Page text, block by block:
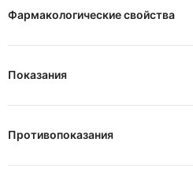
Фармакологические свойства
Показания
Противопоказания